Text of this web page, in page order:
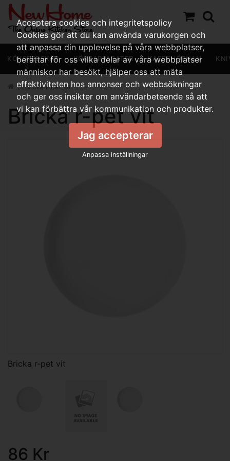
KÖKSREDSKAP KÖKSAPPARATER KAFFEHÖRNAN
Bricka r-pet vit
Bricka r-pet vit
Bricka r-pet vit
86 Kr
Acceptera cookies och integritetspolicy
Cookies gör att du kan använda varukorgen och
att anpassa din upplevelse på våra webbplatser,
berättar för oss vilka delar av våra webbplatser
människor har besökt, hjälper oss att mäta
effektiviteten hos annonser och webbsökningar
och ger oss insikter om användarbeteende så att
vi kan förbättra vår kommunikation och produkter.
Jag accepterar
Anpassa inställningar